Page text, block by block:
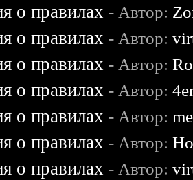
о правилах - Автор:
о правилах - Автор:
о правилах - Автор:
о правилах - Автор:
о правилах - Автор:
о правилах - Автор:
о правилах - Автор: